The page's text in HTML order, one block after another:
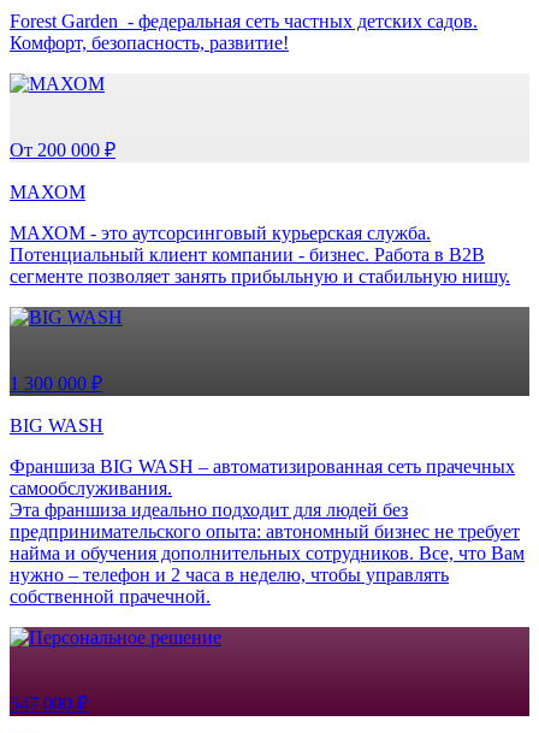
Forest Garden - федеральная сеть частных детских садов.
Комфорт, безопасность, развитие!
От 200 000 ₽
МАХОМ
МАХОМ - это аутсорсинговый курьерская служба.
Потенциальный клиент компании - бизнес. Работа в B2B
сегменте позволяет занять прибыльную и стабильную нишу.
1 300 000 ₽
BIG WASH
Франшиза BIG WASH – автоматизированная сеть прачечных
самообслуживания.
Эта франшиза идеально подходит для людей без
предпринимательского опыта: автономный бизнес не требует
найма и обучения дополнительных сотрудников. Все, что Вам
нужно – телефон и 2 часа в неделю, чтобы управлять
собственной прачечной.
547 000 ₽